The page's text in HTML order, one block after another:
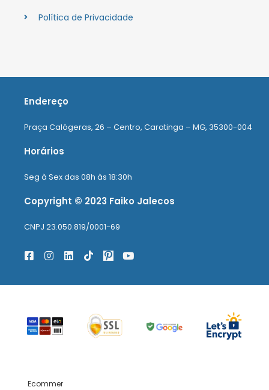
Política de Privacidade
Endereço
Praça Calógeras, 26 – Centro, Caratinga – MG, 35300-004
Horários
Seg à Sex das 08h às 18:30h
Copyright © 2023 Faiko Jalecos
CNPJ 23.050.819/0001-69
Ecommer